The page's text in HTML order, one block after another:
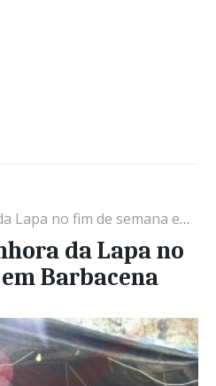
no fim de semana em Barbacena
da Lapa no
Barbacena